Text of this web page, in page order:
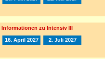
Informationen zu Intensiv III
16. April 2027 2. Juli 2027